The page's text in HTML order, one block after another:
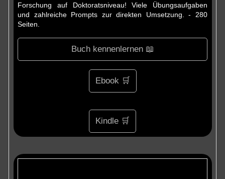
Forschung auf Doktoratsniveau! Viele Übungsaufgaben
und zahlreiche Prompts zur direkten Umsetzung. - 280
Seiten.
Buch kennenlernen 📖
Ebook 🛒
Kindle 🛒